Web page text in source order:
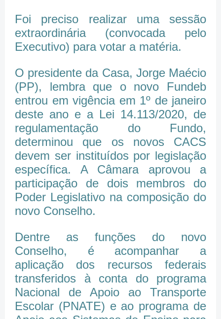
Foi preciso realizar uma sessão
extraordinária (convocada pelo
Executivo) para votar a matéria.
O presidente da Casa, Jorge Maécio
(PP), lembra que o novo Fundeb
entrou em vigência em 1º de janeiro
deste ano e a Lei 14.113/2020, de
regulamentação do Fundo,
determinou que os novos CACS
devem ser instituídos por legislação
específica. A Câmara aprovou a
participação de dois membros do
Poder Legislativo na composição do
novo Conselho.
Dentre as funções do novo
Conselho, é acompanhar a
aplicação dos recursos federais
transferidos à conta do programa
Nacional de Apoio ao Transporte
Escolar (PNATE) e ao programa de